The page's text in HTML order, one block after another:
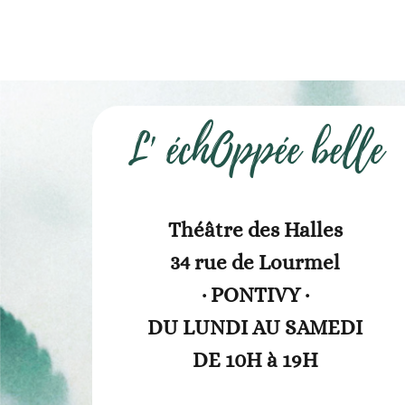
L' échOppée belle
Théâtre des Halles
34 rue de Lourmel
· PONTIVY ·
DU LUNDI AU SAMEDI
DE 10H à 19H